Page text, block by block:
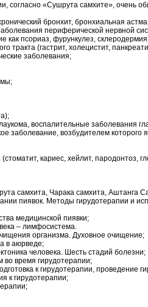
согласно «Сушрута самхите», очень
бронхит, бронхиальная
периферической нервной
как псориаз, фурункулез,
тракта (гастрит, холецистит,
заболевания;
воспалительные заболевания
заболевание, возбудителем которого
кариес, хейлит, пародонтоз,
самхита, Чарака самхита, Аштанга
пиявок. Методы гирудотерапии и
медицинской пиявки;
– лимфосистема.
организма. Духовное очищение;
в аюрведе;
человека. Шесть стадий болезни;
время гирудотерапии;
к гирудотерапии, проведение
к гирудотерапии;